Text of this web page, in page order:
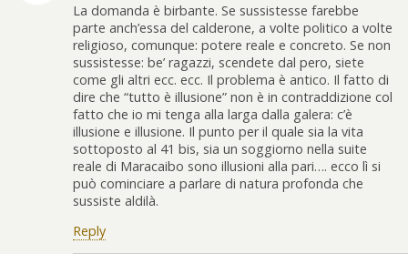
La domanda è birbante. Se sussistesse farebbe
parte anch’essa del calderone, a volte politico a volte
religioso, comunque: potere reale e concreto. Se non
sussistesse: be’ ragazzi, scendete dal pero, siete
come gli altri ecc. ecc. Il problema è antico. Il fatto di
dire che “tutto è illusione” non è in contraddizione col
fatto che io mi tenga alla larga dalla galera: c’è
illusione e illusione. Il punto per il quale sia la vita
sottoposto al 41 bis, sia un soggiorno nella suite
reale di Maracaibo sono illusioni alla pari…. ecco lì si
può cominciare a parlare di natura profonda che
sussiste aldilà.
Reply